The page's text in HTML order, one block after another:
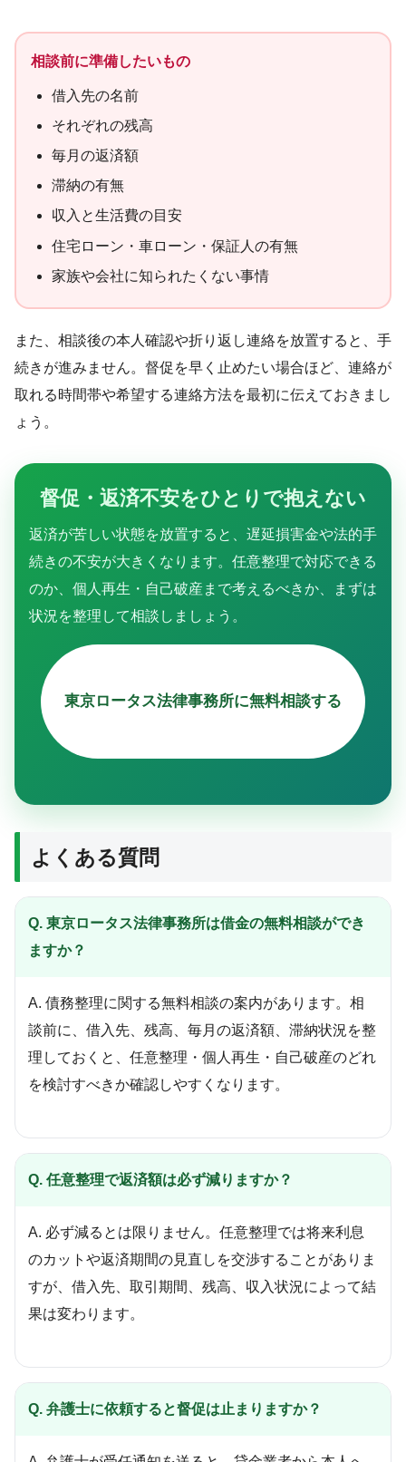
相談前に準備したいもの
借入先の名前
それぞれの残高
毎月の返済額
滞納の有無
収入と生活費の目安
住宅ローン・車ローン・保証人の有無
家族や会社に知られたくない事情
また、相談後の本人確認や折り返し連絡を放置すると、手
続きが進みません。督促を早く止めたい場合ほど、連絡が
取れる時間帯や希望する連絡方法を最初に伝えておきまし
ょう。
督促・返済不安をひとりで抱えない
返済が苦しい状態を放置すると、遅延損害金や法的手
続きの不安が大きくなります。任意整理で対応できる
のか、個人再生・自己破産まで考えるべきか、まずは
状況を整理して相談しましょう。
東京ロータス法律事務所に無料相談する
よくある質問
Q. 東京ロータス法律事務所は借金の無料相談ができ
ますか？
A. 債務整理に関する無料相談の案内があります。相
談前に、借入先、残高、毎月の返済額、滞納状況を整
理しておくと、任意整理・個人再生・自己破産のどれ
を検討すべきか確認しやすくなります。
Q. 任意整理で返済額は必ず減りますか？
A. 必ず減るとは限りません。任意整理では将来利息
のカットや返済期間の見直しを交渉することがありま
すが、借入先、取引期間、残高、収入状況によって結
果は変わります。
Q. 弁護士に依頼すると督促は止まりますか？